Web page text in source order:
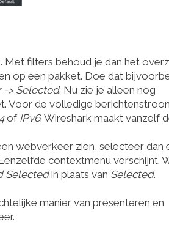
Met filters behoud je dan het
op een pakket. Doe dat
-> Selected. Nu zie je alleen nog
Voor de volledige
of IPv6. Wireshark maakt vanzelf
webverkeer zien, selecteer dan
contextmenu verschijnt.
Selectedin plaats van Selected.
manier van presenteren en